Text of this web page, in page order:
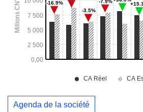
Agenda de la société